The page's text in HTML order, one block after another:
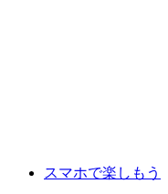
スマホで楽しもう